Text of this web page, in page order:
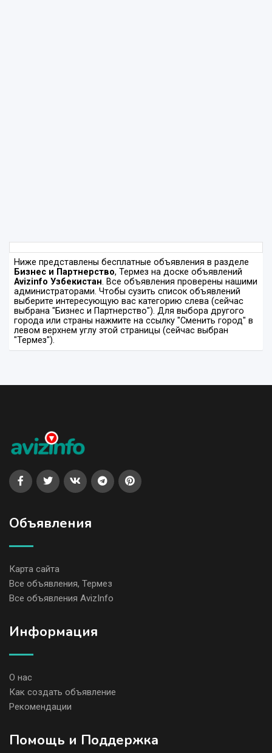
Ниже представлены бесплатные объявления в разделе
Бизнес и Партнерство, Термез на доске объявлений
Avizinfo Узбекистан. Все объявления проверены нашими
администраторами. Чтобы сузить список объявлений
выберите интересующую вас категорию слева (сейчас
выбрана "Бизнес и Партнерство"). Для выбора другого
города или страны нажмите на ссылку "Сменить город" в
левом верхнем углу этой страницы (сейчас выбран
"Термез").
Объявления
Карта сайта
Все объявления, Термез
Все объявления AvizInfo
Информация
О нас
Как создать объявление
Рекомендации
Помощь и Поддержка